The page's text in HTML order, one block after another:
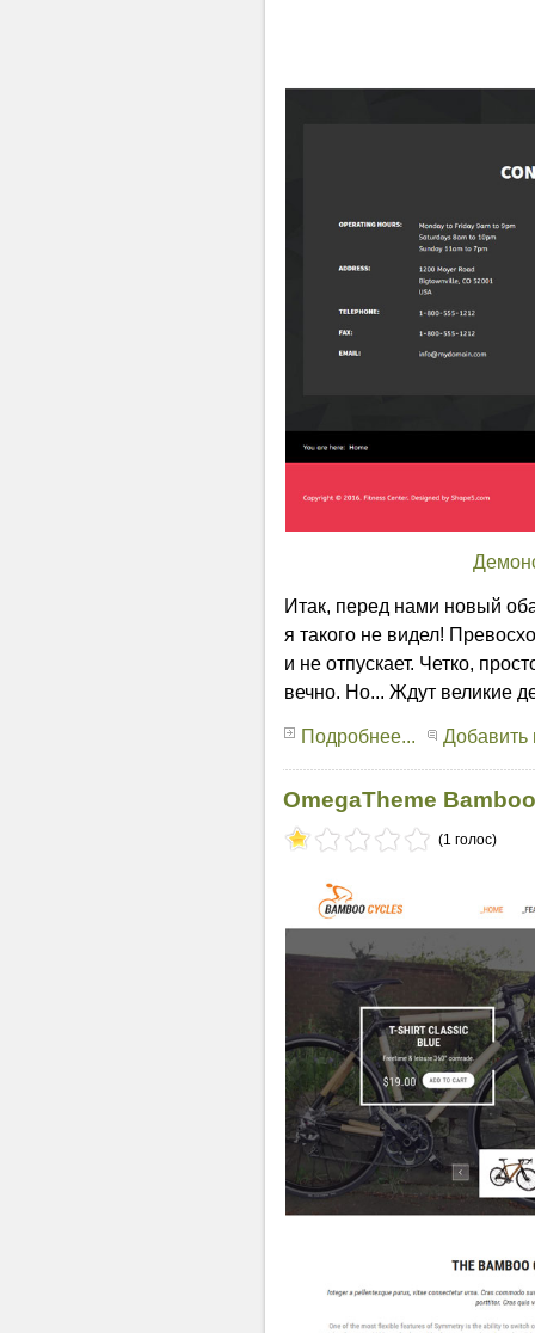
Итак, перед нами новый
я такого не видел!
и не отпускает. Четко,
вечно. Но... Ждут великие
Подробнее... Добавить
OmegaTheme
(1 голос)